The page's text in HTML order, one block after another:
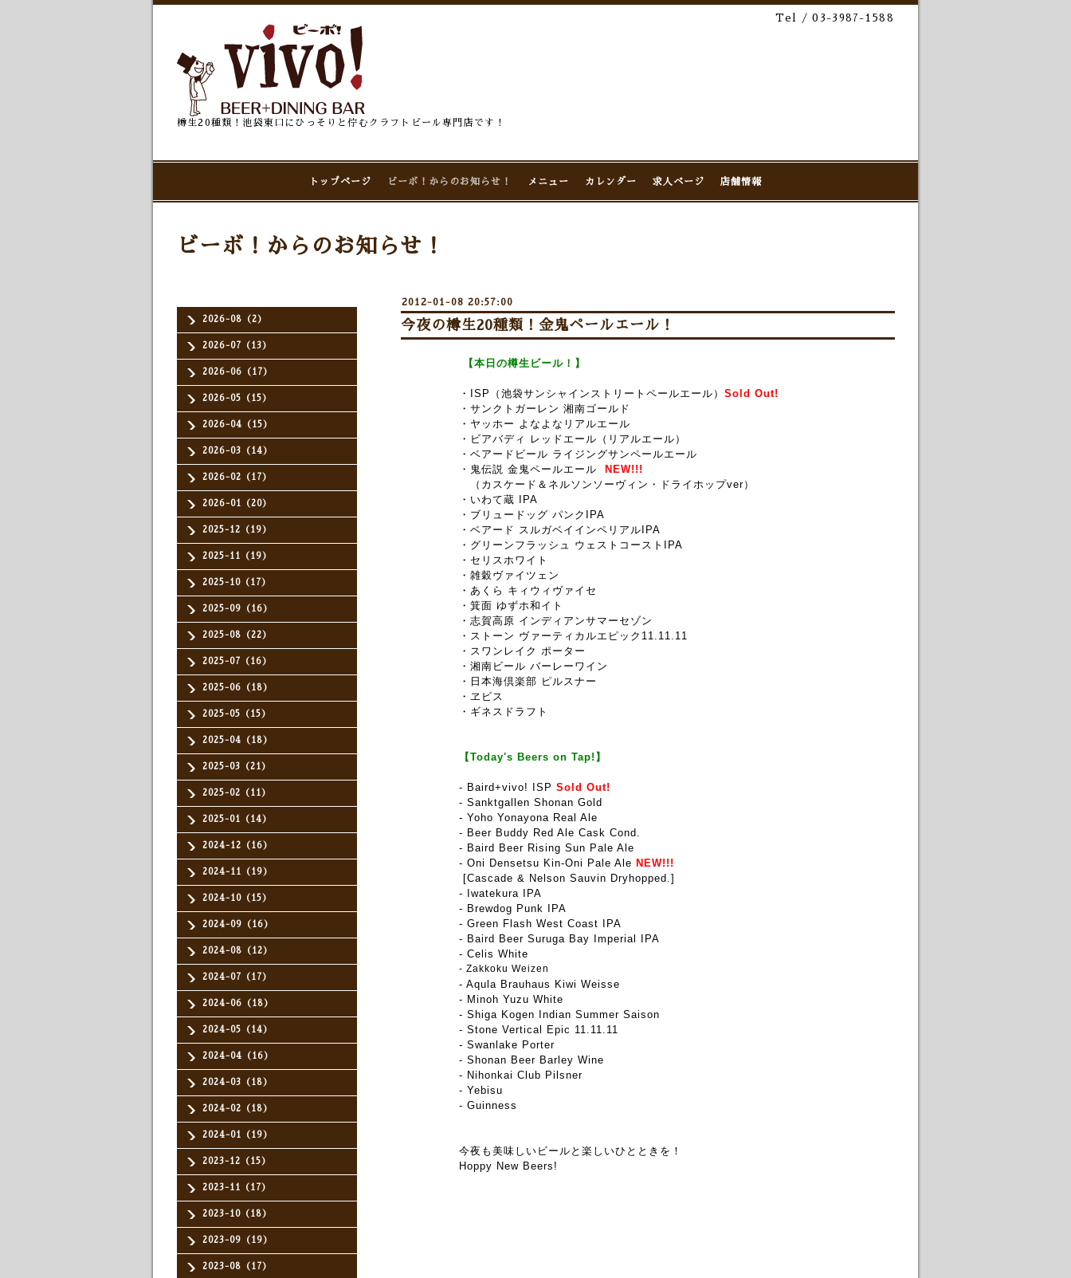
Tel / 03-3987-1588
樽生20種類！池袋東口にひっそりと佇むクラフトビール専門店です！
トップページ ビーボ！からのお知らせ！ メニュー カレンダー 求人ページ 店舗情報
2026-08（2）
2026-07（13）
2026-06（17）
2026-05（15）
2026-04（15）
2026-03（14）
2026-02（17）
2026-01（20）
2025-12（19）
2025-11（19）
2025-10（17）
2025-09（16）
2025-08（22）
2025-07（16）
2025-06（18）
2025-05（15）
2025-04（18）
2025-03（21）
2025-02（11）
2025-01（14）
2024-12（16）
2024-11（19）
2024-10（15）
2024-09（16）
2024-08（12）
2024-07（17）
2024-06（18）
2024-05（14）
2024-04（16）
2024-03（18）
2024-02（18）
2024-01（19）
2023-12（15）
2023-11（17）
2023-10（18）
2023-09（19）
2023-08（17）
ビーボ！からのお知らせ！
2012-01-08 20:57:00
今夜の樽生20種類！金鬼ペールエール！
【本日の樽生ビール！】
・ISP（池袋サンシャインストリートペールエール） Sold Out!
・サンクトガーレン 湘南ゴールド
・ ヤッホー よなよなリアルエール
・ビアバディ レッドエール（リアルエール）
・ベアードビール ライジングサンペールエール
・鬼伝説 金鬼ペールエール
NEW!!!
（カスケード＆ネルソンソーヴィン・ドライホップver）
・いわて蔵 IPA
・ブリュードッグ パンクIPA
・ベアード スルガベイインペリアルIPA
・グリーンフラッシュ ウェストコーストIPA
・セリスホワイト
・雑穀ヴァイツェン
・あくら キィウィヴァイセ
・箕面 ゆずホ和イト
・志賀高原 インディアンサマーセゾン
・ストーン ヴァーティカルエピック11.11.11
・スワンレイク ポーター
・湘南ビール バーレーワイン
・日本海倶楽部 ピルスナー
・ ヱビス
・ギネスドラフト
【Today's Beers on Tap!】
- Baird+vivo! ISP Sold Out!
- Sanktgallen Shonan Gold
- Yoho Yonayona Real Ale
- Beer Buddy Red Ale Cask Cond.
- Baird Beer Rising Sun Pale Ale
- Oni Densetsu Kin-Oni Pale Ale NEW!!!
[Cascade & Nelson Sauvin Dryhopped.]
- Iwatekura IPA
- Brewdog Punk IPA
- Green Flash West Coast IPA
- Baird Beer Suruga Bay Imperial IPA
- Celis White
- Zakkoku Weizen
- Aqula Brauhaus Kiwi Weisse
- Minoh Yuzu White
- Shiga Kogen Indian Summer Saison
- Stone Vertical Epic 11.11.11
- Swanlake Porter
- Shonan Beer Barley Wine
- Nihonkai Club Pilsner
- Yebisu
- Guinness
今夜も美味しいビールと楽しいひとときを！
Hoppy New Beers!